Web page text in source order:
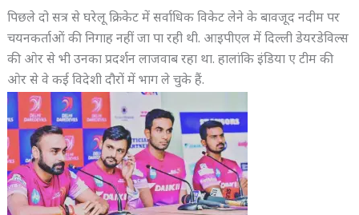
पिछले दो सत्र से घरेलू क्रिकेट में सर्वाधिक विकेट लेने के बावजूद नदीम पर
चयनकर्ताओं की निगाह नहीं जा पा रही थी. आइपीएल में दिल्ली डेयरडेविल्स
की ओर से भी उनका प्रदर्शन लाजवाब रहा था. हालांकि इंडिया ए टीम की
ओर से वे कई विदेशी दौरों में भाग ले चुके हैं.